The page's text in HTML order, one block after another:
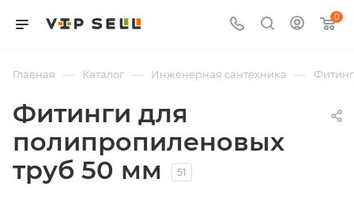
0
Главная — Каталог — Инженерная сантехника —
Фитинги для
полипропиленовых
труб 50 мм
51